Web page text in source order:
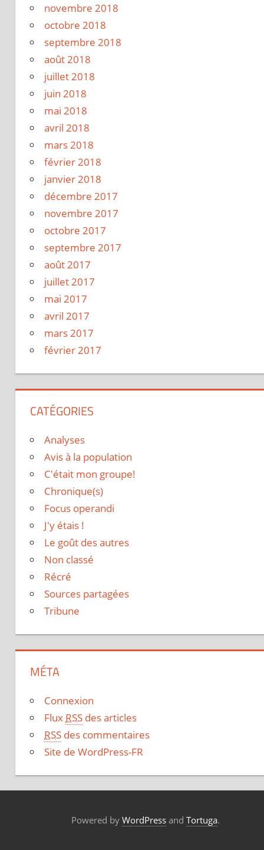
novembre 2018
octobre 2018
septembre 2018
août 2018
juillet 2018
juin 2018
mai 2018
avril 2018
mars 2018
février 2018
janvier 2018
décembre 2017
novembre 2017
octobre 2017
septembre 2017
août 2017
juillet 2017
mai 2017
avril 2017
mars 2017
février 2017
CATÉGORIES
Analyses
Avis à la population
C'était mon groupe!
Chronique(s)
Focus operandi
J'y étais !
Le goût des autres
Non classé
Récré
Sources partagées
Tribune
MÉTA
Connexion
Flux RSS des articles
RSS des commentaires
Site de WordPress-FR
Powered by WordPressand Tortuga.